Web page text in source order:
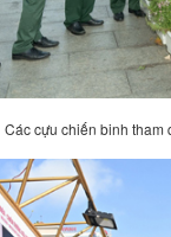
Các cựu chiến binh tham